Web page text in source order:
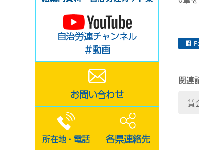
自治労連チャンネル
＃動画
お問い合わせ
所在地・電話 各県連絡先
関連
賃